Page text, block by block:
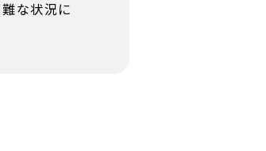
な状況に